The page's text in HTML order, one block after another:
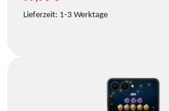
Lieferzeit: 1-3 Werktage